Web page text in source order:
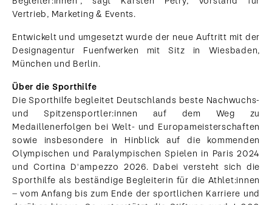
Vertrieb, Marketing & Events.
Entwickelt und umgesetzt wurde der neue Auftritt mit der
Designagentur Fuenfwerken mit Sitz in Wiesbaden,
München und Berlin.
Über die Sporthilfe
Die Sporthilfe begleitet Deutschlands beste Nachwuchs-
und Spitzensportler:innen auf dem Weg zu
Medaillenerfolgen bei Welt- und Europameisterschaften
sowie insbesondere in Hinblick auf die kommenden
Olympischen und Paralympischen Spielen in Paris 2024
und Cortina D'ampezzo 2026. Dabei versteht sich die
Sporthilfe als beständige Begleiterin für die Athlet:innen
– vom Anfang bis zum Ende der sportlichen Karriere und